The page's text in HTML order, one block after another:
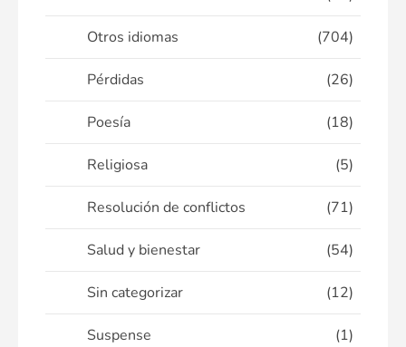
Otros idiomas (704)
Pérdidas (26)
Poesía (18)
Religiosa (5)
Resolución de conflictos (71)
Salud y bienestar (54)
Sin categorizar (12)
Suspense (1)